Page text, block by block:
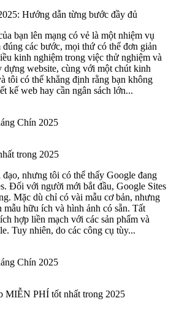
Hướng dẫn từng bước đầy đủ
bạn lên mạng có vẻ là một nhiệm vụ
các bước, mọi thứ có thể đơn giản
kinh nghiệm trong việc thử nghiệm và
dựng website, cùng với một chút kinh
tôi có thể khẳng định rằng bạn không
kế web hay cần ngân sách lớn...
Chín 2025
trong 2025
nhưng tôi có thể thấy Google đang
Đối với người mới bắt đầu, Google Sites
Mặc dù chỉ có vài mẫu cơ bản, nhưng
hữu ích và hình ảnh có sẵn. Tất
hợp liền mạch với các sản phẩm và
Tuy nhiên, do các công cụ tùy...
Chín 2025
MIỄN PHÍ tốt nhất trong 2025